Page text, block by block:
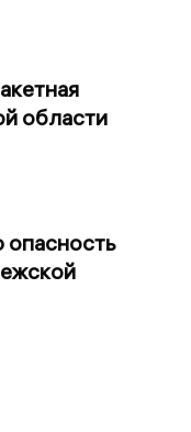
области
опасность